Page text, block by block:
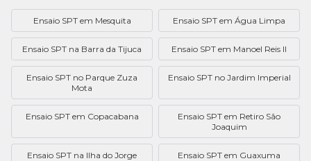
Ensaio SPT em Mesquita Ensaio SPT em Água Limpa
Ensaio SPT na Barra da Tijuca Ensaio SPT em Manoel Reis II
Ensaio SPT no Parque Zuza
Mota
Ensaio SPT no Jardim Imperial
Ensaio SPT em Copacabana
Ensaio SPT em Retiro São
Joaquim
Ensaio SPT na Ilha do Jorge Ensaio SPT em Guaxuma